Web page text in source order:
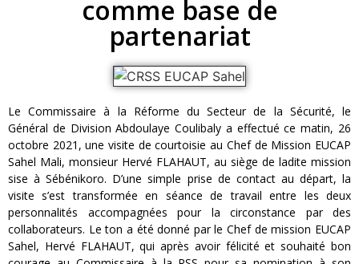
comme base de
partenariat
Le Commissaire à la Réforme du Secteur de la Sécurité, le
Général de Division Abdoulaye Coulibaly a effectué ce matin, 26
octobre 2021, une visite de courtoisie au Chef de Mission EUCAP
Sahel Mali, monsieur Hervé FLAHAUT, au siège de ladite mission
sise à Sébénikoro. D’une simple prise de contact au départ, la
visite s’est transformée en séance de travail entre les deux
personnalités accompagnées pour la circonstance par des
collaborateurs. Le ton a été donné par le Chef de mission EUCAP
Sahel, Hervé FLAHAUT, qui après avoir félicité et souhaité bon